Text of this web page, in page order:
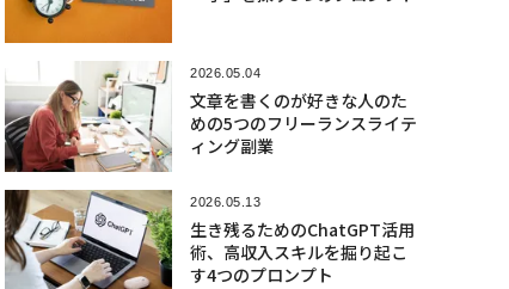
2026.05.04
文章を書くのが好きな人のた
めの5つのフリーランスライテ
ィング副業
2026.05.13
生き残るためのChatGPT活用
術、高収入スキルを掘り起こ
す4つのプロンプト